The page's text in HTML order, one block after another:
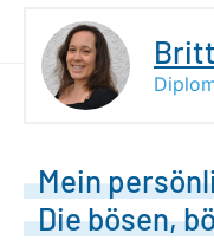
Mein
Die bösen,